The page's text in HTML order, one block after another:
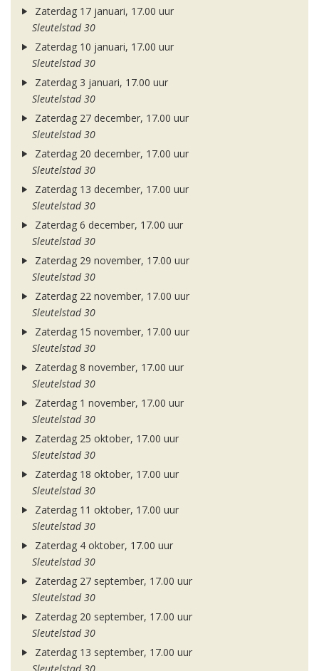
Zaterdag 17 januari, 17.00 uur
Sleutelstad 30
Zaterdag 10 januari, 17.00 uur
Sleutelstad 30
Zaterdag 3 januari, 17.00 uur
Sleutelstad 30
Zaterdag 27 december, 17.00 uur
Sleutelstad 30
Zaterdag 20 december, 17.00 uur
Sleutelstad 30
Zaterdag 13 december, 17.00 uur
Sleutelstad 30
Zaterdag 6 december, 17.00 uur
Sleutelstad 30
Zaterdag 29 november, 17.00 uur
Sleutelstad 30
Zaterdag 22 november, 17.00 uur
Sleutelstad 30
Zaterdag 15 november, 17.00 uur
Sleutelstad 30
Zaterdag 8 november, 17.00 uur
Sleutelstad 30
Zaterdag 1 november, 17.00 uur
Sleutelstad 30
Zaterdag 25 oktober, 17.00 uur
Sleutelstad 30
Zaterdag 18 oktober, 17.00 uur
Sleutelstad 30
Zaterdag 11 oktober, 17.00 uur
Sleutelstad 30
Zaterdag 4 oktober, 17.00 uur
Sleutelstad 30
Zaterdag 27 september, 17.00 uur
Sleutelstad 30
Zaterdag 20 september, 17.00 uur
Sleutelstad 30
Zaterdag 13 september, 17.00 uur